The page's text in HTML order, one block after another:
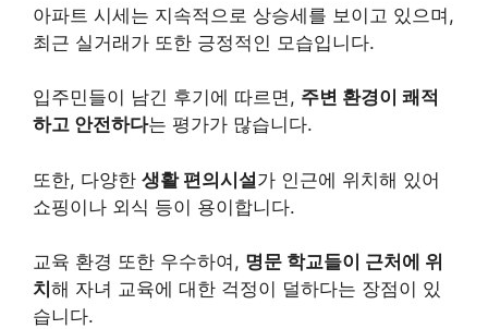
아파트 시세는 지속적으로 상승세를 보이고 있으며,
최근 실거래가 또한 긍정적인 모습입니다.
입주민들이 남긴 후기에 따르면, 주변 환경이 쾌적
하고 안전하다는 평가가 많습니다.
또한, 다양한 생활 편의시설가 인근에 위치해 있어
쇼핑이나 외식 등이 용이합니다.
교육 환경 또한 우수하여, 명문 학교들이 근처에 위
치 해 자녀 교육에 대한 걱정이 덜하다는 장점이 있
습니다.